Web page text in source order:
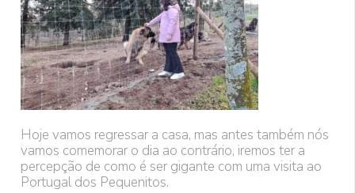
Hoje vamos regressar a casa, mas antes também nós
vamos comemorar o dia ao contrário, iremos ter a
percepção de como é ser gigante com uma visita ao
Portugal dos Pequenitos.